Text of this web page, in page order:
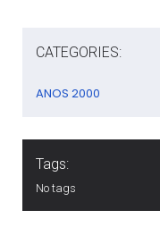
CATEGORIES:
ANOS 2000
Tags:
No tags